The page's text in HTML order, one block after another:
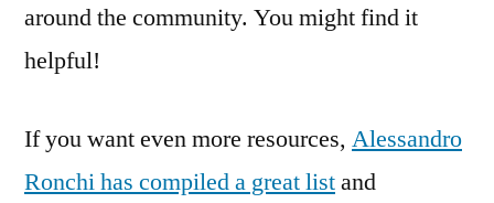
around the community. You might find it
helpful!
If you want even more resources, Alessandro
Ronchi has compiled a great listand